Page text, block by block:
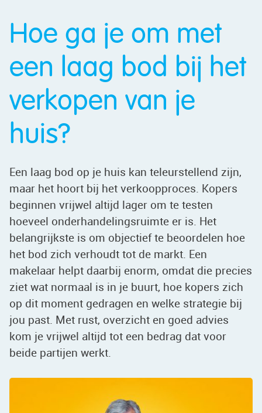
Hoe ga je om met
een laag bod bij het
verkopen van je
huis?
Een laag bod op je huis kan teleurstellend zijn,
maar het hoort bij het verkoopproces. Kopers
beginnen vrijwel altijd lager om te testen
hoeveel onderhandelingsruimte er is. Het
belangrijkste is om objectief te beoordelen hoe
het bod zich verhoudt tot de markt. Een
makelaar helpt daarbij enorm, omdat die precies
ziet wat normaal is in je buurt, hoe kopers zich
op dit moment gedragen en welke strategie bij
jou past. Met rust, overzicht en goed advies
kom je vrijwel altijd tot een bedrag dat voor
beide partijen werkt.